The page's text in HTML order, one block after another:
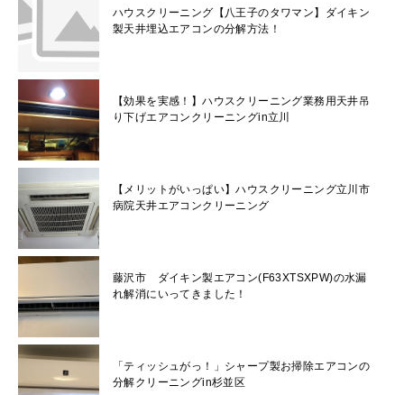
ハウスクリーニング【八王子のタワマン】ダイキン
製天井埋込エアコンの分解方法！
【効果を実感！】ハウスクリーニング業務用天井吊
り下げエアコンクリーニングin立川
【メリットがいっぱい】ハウスクリーニング立川市
病院天井エアコンクリーニング
藤沢市 ダイキン製エアコン(F63XTSXPW)の水漏
れ解消にいってきました！
「ティッシュがっ！」シャープ製お掃除エアコンの
分解クリーニングin杉並区